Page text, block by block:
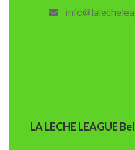
LA LECHE LEAGUE